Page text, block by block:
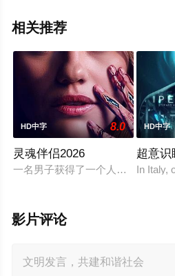
相关推荐
HD中字 8.0
灵魂伴侣2026
一名男子获得了一个人工智能机器
HD中字
超意识
In Italy,
影片评论